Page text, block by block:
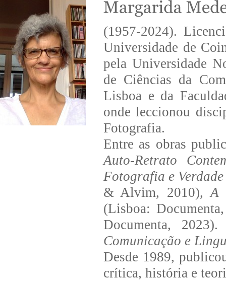
(1957-2024).
Universidade de
pela Universidade
de Ciências da
Lisboa e da
onde leccionou
Fotografia.
Entre as obras
Auto-Retrato
Fotografia e
& Alvim, 2010),A
(Lisboa:
Documenta,
Comunicação e
Desde 1989,
crítica, história e